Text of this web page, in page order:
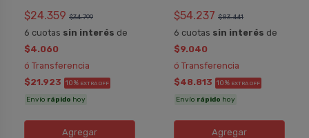
$24.359 $34.799
6 cuotas sin interés de
$4.060
ó Transferencia
$21.923 10% EXTRA OFF
Envío rápido hoy
Agregar
$54.237 $83.441
6 cuotas sin interés de
$9.040
ó Transferencia
$48.813 10% EXTRA OFF
Envío rápido hoy
Agregar